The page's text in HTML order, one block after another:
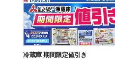
冷蔵庫 期間限定値引き